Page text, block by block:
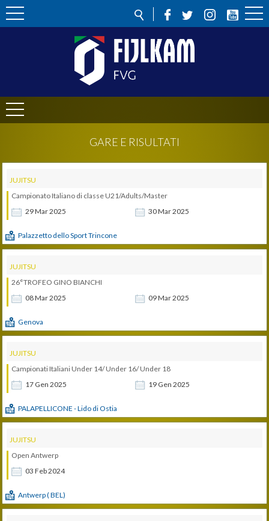
GARE E RISULTATI
JUJITSU
29Mar2025 30Mar2025
Campionato Italiano di classe U21/Adults/Master
Palazzetto dello Sport Trincone
JUJITSU
08Mar2025 09Mar2025
26°TROFEO GINO BIANCHI
Genova
JUJITSU
17 Gen 2025 19 Gen 2025
Campionati Italiani Under 14/ Under 16/ Under 18
PALAPELLICONE - Lido di Ostia
JUJITSU
03 Feb2024
Open Antwerp
Antwerp ( BEL)